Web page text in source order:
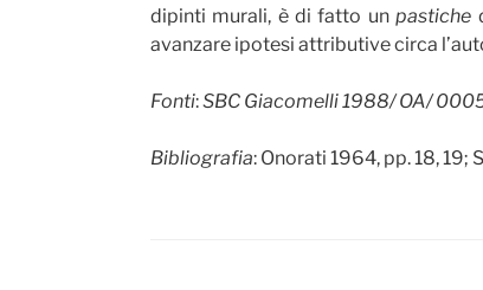
dipinti murali, è di fatto unpastiche
avanzare ipotesi attributive circa
Fonti:SBC Giacomelli 1988/ OA/
Bibliografia: Onorati 1964, pp. 18, 19;